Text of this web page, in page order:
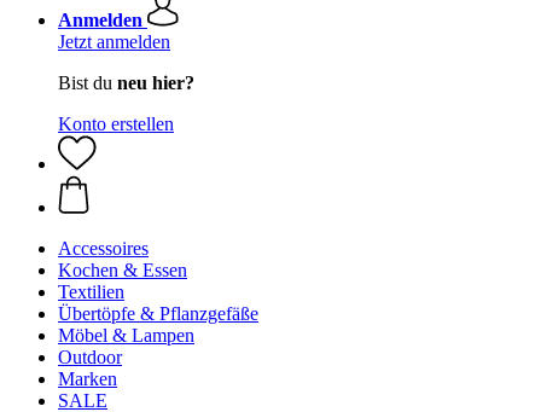
Anmelden
Jetzt anmelden
Bist du neu hier?
Konto erstellen
Accessoires
Kochen & Essen
Textilien
Übertöpfe & Pflanzgefäße
Möbel & Lampen
Outdoor
Marken
SALE